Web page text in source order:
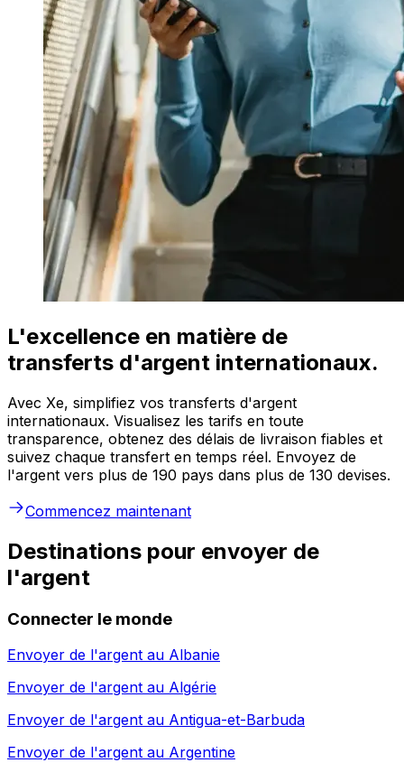
L'excellence en matière de
transferts d'argent internationaux.
Avec Xe, simplifiez vos transferts d'argent
internationaux. Visualisez les tarifs en toute
transparence, obtenez des délais de livraison fiables et
suivez chaque transfert en temps réel. Envoyez de
l'argent vers plus de 190 pays dans plus de 130 devises.
Commencez maintenant
Destinations pour envoyer de
l'argent
Connecter le monde
Envoyer de l'argent au Albanie
Envoyer de l'argent au Algérie
Envoyer de l'argent au Antigua-et-Barbuda
Envoyer de l'argent au Argentine